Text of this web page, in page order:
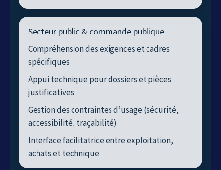
Secteur public & commande publique
Compréhension des exigences et cadres
spécifiques
Appui technique pour dossiers et pièces
justificatives
Gestion des contraintes d’usage (sécurité,
accessibilité, traçabilité)
Interface facilitatrice entre exploitation,
achats et technique